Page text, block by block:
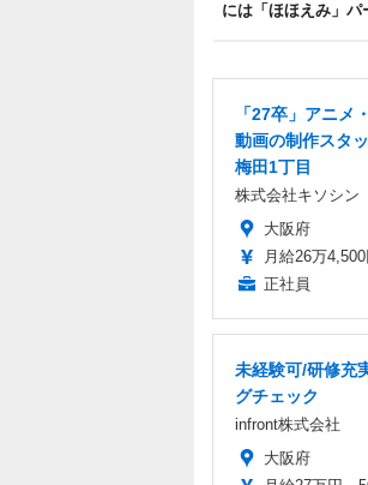
には「ほほえみ」パ
「27卒」アニメ
動画の制作スタ
梅田1丁目
株式会社キソシン
大阪府
月給26万
正社員
未経験可/研修充
グチェック
infront株式会社
大阪府